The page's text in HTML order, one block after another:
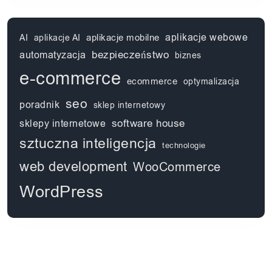
AI aplikacje AI aplikacje mobilne aplikacje webowe
automatyzacja bezpieczeństwo biznes
e-commerce ecommerce optymalizacja
poradnik seo sklep internetowy
sklepy internetowe software house
sztuczna inteligencja technologie
web development WooCommerce
WordPress